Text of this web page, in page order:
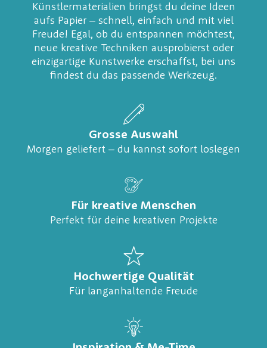
Künstlermaterialien bringst du deine Ideen
aufs Papier – schnell, einfach und mit viel
Freude! Egal, ob du entspannen möchtest,
neue kreative Techniken ausprobierst oder
einzigartige Kunstwerke erschaffst, bei uns
findest du das passende Werkzeug.
Grosse Auswahl
Morgen geliefert – du kannst sofort loslegen
Für kreative Menschen
Perfekt für deine kreativen Projekte
Hochwertige Qualität
Für langanhaltende Freude